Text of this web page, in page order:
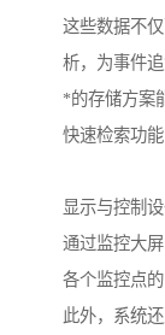
这些数据不
析，为事件追
*的存储方案
快速检索功
显示与控制
通过监控大
各个监控点
此外，系统